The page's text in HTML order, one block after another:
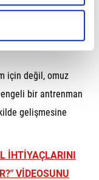
ilgili daha
arka omuzlara
için değil, omuz
bir antrenman
gelişmesine
İHTİYAÇLARINI
VİDEOSUNU